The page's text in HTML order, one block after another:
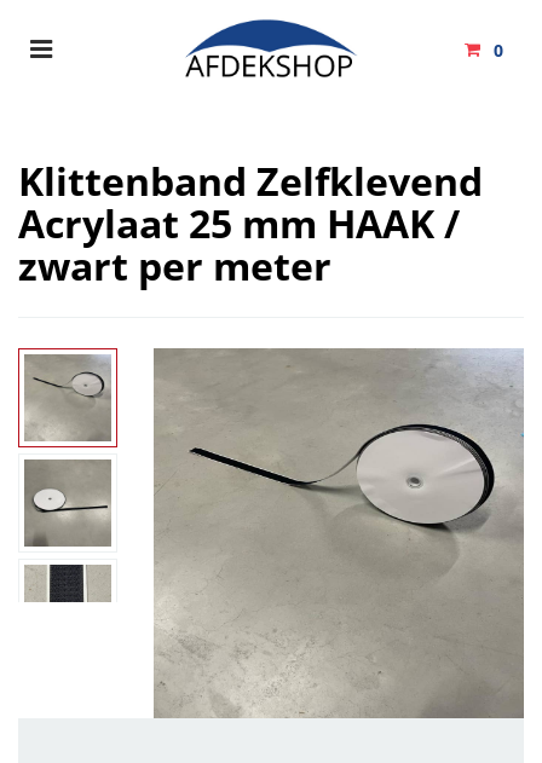
Toggle
0
Uw winkelwagen is leeg.
Vul hem met producten.
Klittenband Zelfklevend
Acrylaat 25 mm HAAK /
zwart per meter